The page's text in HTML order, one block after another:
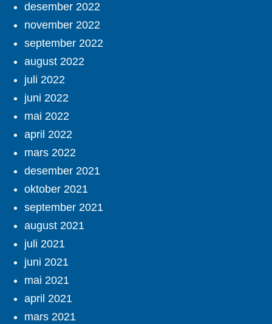
desember 2022
november 2022
september 2022
august 2022
juli 2022
juni 2022
mai 2022
april 2022
mars 2022
desember 2021
oktober 2021
september 2021
august 2021
juli 2021
juni 2021
mai 2021
april 2021
mars 2021